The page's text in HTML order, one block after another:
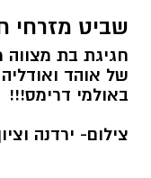
שביט מזרחי
חגיגת בת
באולמי דרימס!!!
צילום- ירדנה